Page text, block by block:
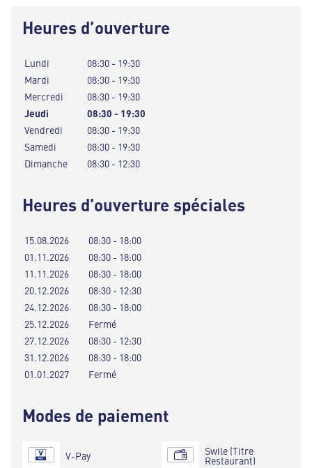
Heures d’ouverture
Lundi
08:30 - 19:30
Mardi
08:30 - 19:30
Mercredi
08:30 - 19:30
Jeudi
08:30 - 19:30
Vendredi
08:30 - 19:30
Samedi
08:30 - 19:30
Dimanche
08:30 - 12:30
Heures d'ouverture spéciales
15.08.2026
08:30 - 18:00
01.11.2026
08:30 - 18:00
11.11.2026
08:30 - 18:00
20.12.2026
08:30 - 12:30
24.12.2026
08:30 - 18:00
25.12.2026
Fermé
27.12.2026
08:30 - 12:30
31.12.2026
08:30 - 18:00
01.01.2027
Fermé
Modes de paiement
V-Pay Swile (Titre
Restaurant)